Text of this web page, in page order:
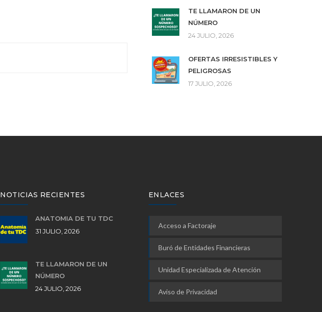
TE LLAMARON DE UN
NÚMERO
24 JULIO, 2026
OFERTAS IRRESISTIBLES Y
PELIGROSAS
17 JULIO, 2026
NOTICIAS RECIENTES
ANATOMÍA DE TU TDC
31 JULIO, 2026
TE LLAMARON DE UN
NÚMERO
24 JULIO, 2026
ENLACES
Acceso a Factoraje
Buró de Entidades Financieras
Unidad Especializada de Atención
Aviso de Privacidad